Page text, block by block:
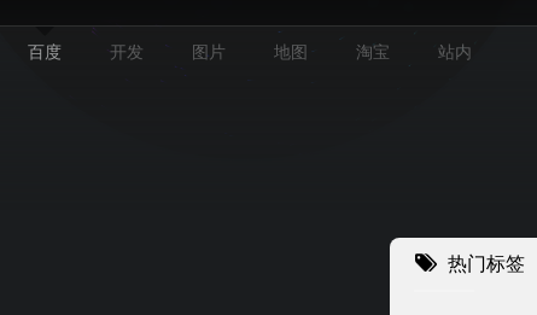
百度 开发 图片 地图 淘宝 站内
热门标签